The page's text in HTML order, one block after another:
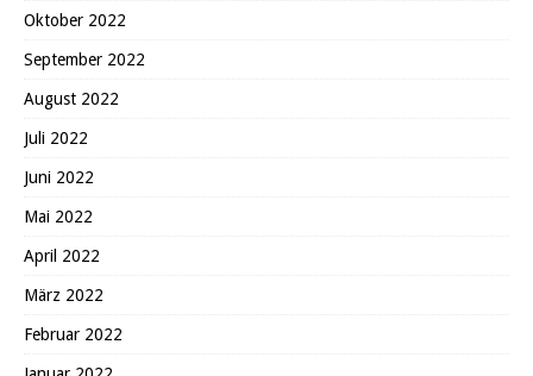
Oktober 2022
September 2022
August 2022
Juli 2022
Juni 2022
Mai 2022
April 2022
März 2022
Februar 2022